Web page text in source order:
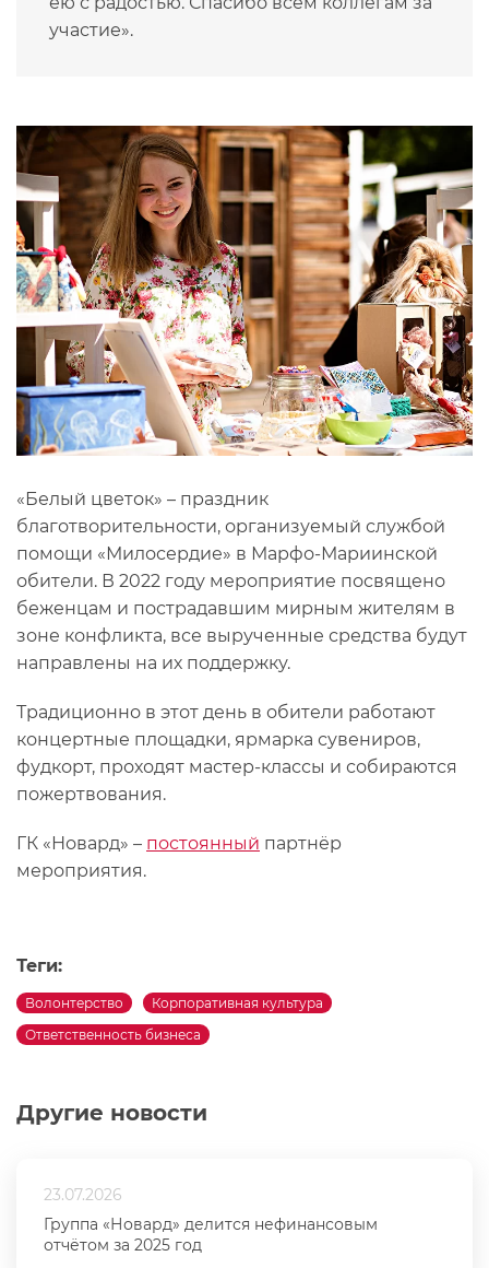
Другие новости
23.07.2026
Группа «Новард» делится нефинансовым
отчётом за 2025 год
участие».
«Белый цветок» – праздник
благотворительности, организуемый службой
помощи «Милосердие» в Марфо-Мариинской
обители. В 2022 году мероприятие посвящено
беженцам и пострадавшим мирным жителям в
зоне конфликта, все вырученные средства будут
направлены на их поддержку.
Традиционно в этот день в обители работают
концертные площадки, ярмарка сувениров,
фудкорт, проходят мастер-классы и собираются
пожертвования.
ГК «Новард» – постоянный партнёр
мероприятия.
Теги:
Волонтерство
Корпоративная культура
Ответственность бизнеса